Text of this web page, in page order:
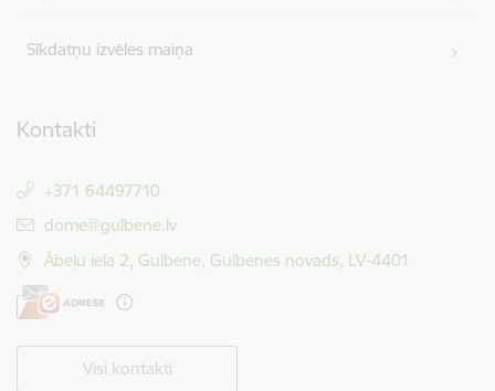
Sīkdatņu izvēles maiņa
Kontakti
+371 64497710
E-pasts:
dome@gulbene.lv
Ābeļu iela 2, Gulbene, Gulbenes novads, LV-4401
Visi kontakti